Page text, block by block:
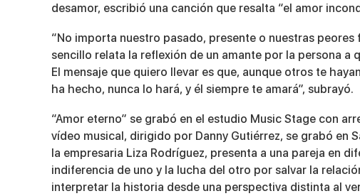
desamor, escribió una canción que resalta “el amor
“No importa nuestro pasado, presente o nuestras
sencillo relata la reflexión de un amante por la persona a
El mensaje que quiero llevar es que, aunque otros te
ha hecho, nunca lo hará, y él siempre te amará”, subrayó.
“Amor eterno” se grabó en el estudio Music Stage con
vídeo musical, dirigido por Danny Gutiérrez, se grabó en
la empresaria Liza Rodríguez, presenta a una pareja en
indiferencia de uno y la lucha del otro por salvar la
interpretar la historia desde una perspectiva distinta al